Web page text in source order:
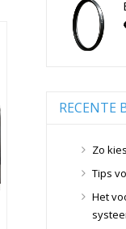
Tamron
Tamron
Geen
Micro
RECENTE
Zo
Tips
Het